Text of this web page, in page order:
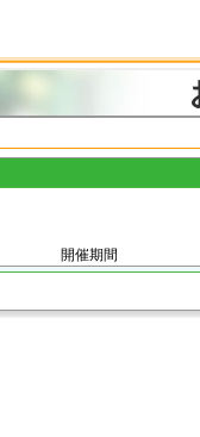
開催期間